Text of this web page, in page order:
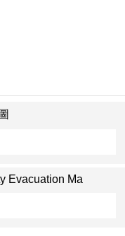
Evacuation Ma